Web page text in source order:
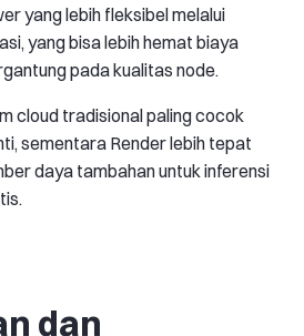
yang lebih fleksibel melalui
yang bisa lebih hemat biaya
pada kualitas node.
cloud tradisional paling cocok
sementara Render lebih tepat
daya tambahan untuk inferensi
dan